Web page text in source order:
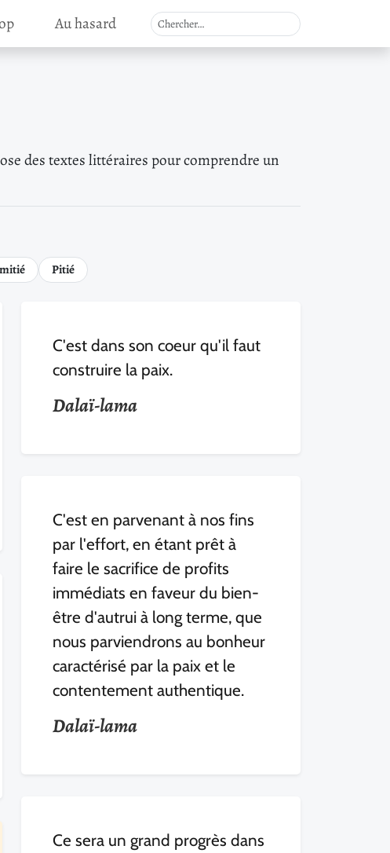
Au hasard
des textes littéraires pour comprendre un
Pitié
C'est dans son coeur qu'il faut
construire la paix.
Dalaï-lama
C'est en parvenant à nos fins
par l'effort, en étant prêt à
faire le sacrifice de profits
immédiats en faveur du bien-
être d'autrui à long terme, que
nous parviendrons au bonheur
caractérisé par la paix et le
contentement authentique.
Dalaï-lama
Ce sera un grand progrès dans